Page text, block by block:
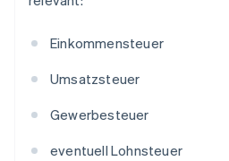
Einkommensteuer
Umsatzsteuer
Gewerbesteuer
eventuell Lohnsteuer